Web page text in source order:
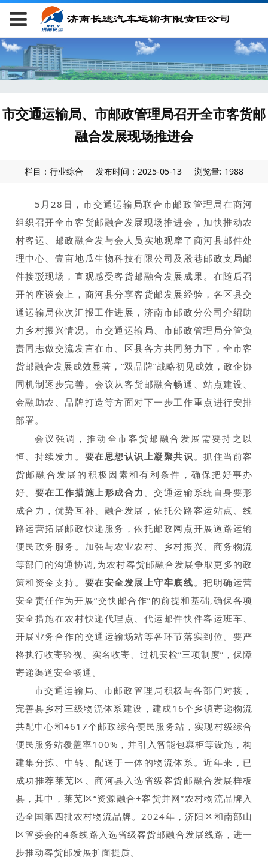
市交通运输局、市邮政管理局召开全市客货邮
融合发展现场推进会
栏目：行业综合 发布时间：2025-05-13 浏览量: 1988
5月28日，市交通运输局联合市邮政管理局在商河
组织召开全市客货邮融合发展现场推进会，加快推动农
村客运、邮政融合发与会人员实地观摩了商河县邮件处
理中心、壹亩地瓜生物科技有限公司及殷巷邮政支局邮
件接驳现场，直观感受客货邮融合发展成果。在随后召
开的座谈会上，商河县分享客货邮发展经验，各区县交
通运输局依次汇报工作进展，济南市邮政分公司介绍助
力乡村振兴情况。市交通运输局、市邮政管理局分管负
责同志做交流发言在市、区县各方共同努力下，全市客
货邮融合发展成效显著，“双品牌”战略初见成效，政企协
同机制逐步完善。会议从客货邮融合畅通、站点建设、
金融助农、品牌打造等方面对下一步工作重点进行安排
部署。
会议强调，推动全市客货邮融合发展需要持之以
恒、持续发力。 要在思想认识上凝聚共识 。抓住当前客
货邮融合发展的积极因素和有利条件，确保把好事办
好。 要在工作措施上形成合力 。交通运输系统自身要形
成合力，优势互补、融合发展，依托公路客运站点、线
路运营拓展邮政快递服务，依托邮政网点开展道路运输
便民政务服务。加强与农业农村、乡村振兴、商务物流
等部门的沟通协调,为农村客货邮融合发展争取更多的政
策和资金支持。 要在安全发展上守牢底线 。把明确运营
安全责任作为开展“交快邮合作”的前提和基础,确保各项
安全措施在农村快递代理点、代运邮件快件客运班车、
开展业务合作的交通运输场站等各环节落实到位。要严
格执行收寄验视、实名收寄、过机安检“三项制度”，保障
寄递渠道安全畅通。
市交通运输局、市邮政管理局积极与各部门对接，
完善县乡村三级物流体系建设，建成16个乡镇寄递物流
共配中心和4617个邮政综合便民服务站，实现村级综合
便民服务站覆盖率100%，并引入智能包裹柜等设施，构
建集分拣、中转、配送于一体的物流体系。近年来，已
成功推荐莱芜区、商河县入选省级客货邮融合发展样板
县，其中，莱芜区“资源融合+客货并网”农村物流品牌入
选全国第四批农村物流品牌。2024年，济阳区和南部山
区管委会的4条线路入选省级客货邮融合发展线路，进一
步推动客货邮发展扩面提质。